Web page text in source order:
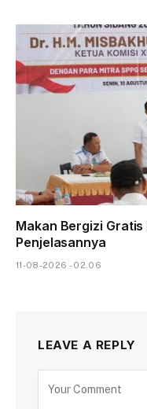
Makan Bergizi
Penjelasannya
11-08-2026 - 02.06
LEAVE A REPLY